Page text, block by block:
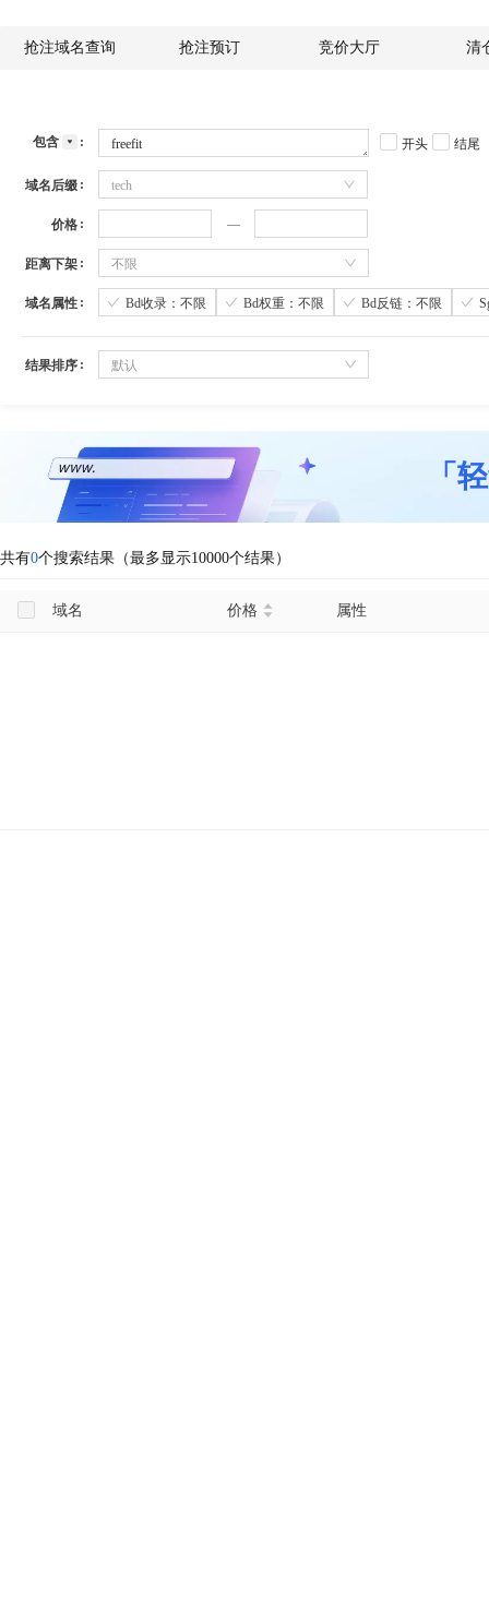
抢注域名查询 抢注预订 竞价大厅 清
包含 开头 结尾
域名后缀 tech
价格
距离下架 不限
域名属性 Bd收录：不限 Bd权重：不限 Bd反链：不限
结果排序 默认
「
共有0个搜索结果（最多显示10000个结果）
域名 价格 属性